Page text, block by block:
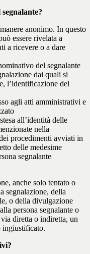
anonimo. In questo
essere rivelata a
a ricevere o a dare
del segnalante
dai quali si
l’identificazione del
agli atti amministrativi e
all’identità delle
nella
procedimenti avviati in
delle medesime
segnalante
anche solo tentato o
segnalazione, della
o della divulgazione
persona segnalante o
diretta o indiretta, un
ingiustificato.